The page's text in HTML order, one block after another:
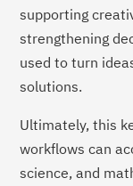
supporting
strengthening
used to turn
solutions.
Ultimately, this
workflows can
science, and